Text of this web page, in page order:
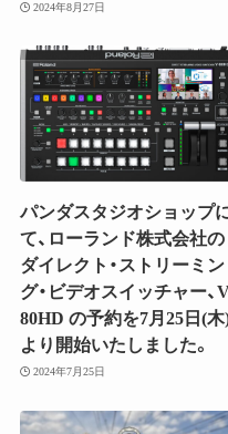
2024年8月27日
パンダスタジオショップ
て、ローランド株式会社の
ダイレクト・ストリーミン
グ・ビデオスイッチャー、
80HD の予約を7月25日(木
より開始いたしました。
2024年7月25日